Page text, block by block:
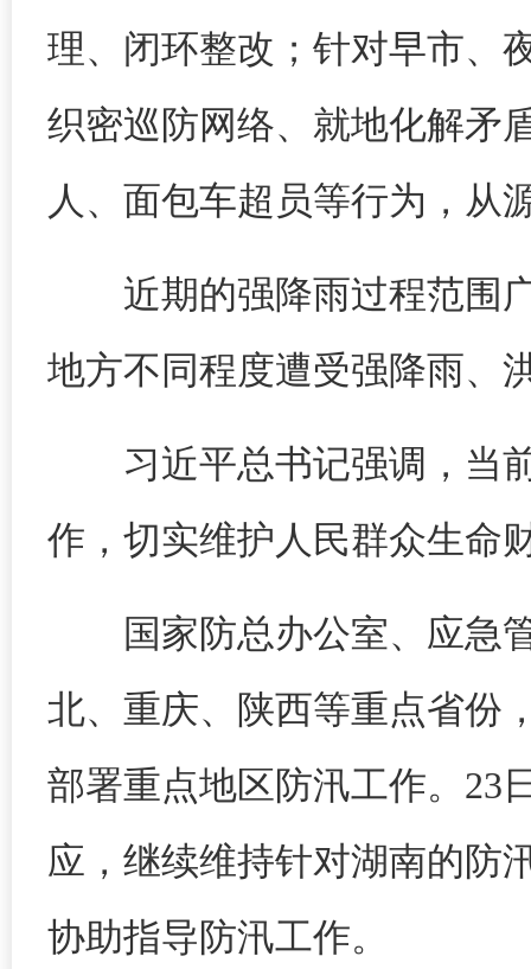
理、闭环整改；针对早市、
织密巡防网络、就地化解矛
人、面包车超员等行为，
近期的强降雨过程范围
地方不同程度遭受强降雨、
习近平总书记强调，当
作，切实维护人民群众生命
国家防总办公室、应急
北、重庆、陕西等重点省份
部署重点地区防汛工作。23
应，继续维持针对湖南的防
协助指导防汛工作。